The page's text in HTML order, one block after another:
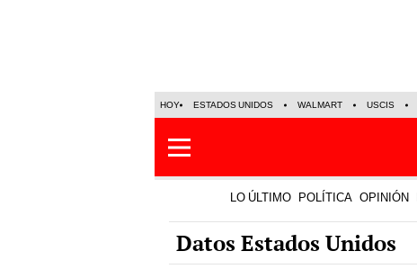
HOY ESTADOS UNIDOS WALMART USCIS
LO ÚLTIMO POLÍTICA OPINIÓN
Datos Estados Unidos